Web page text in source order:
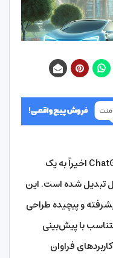
یادگیری روش‌های کسب درآمد از ChatGPT اخیراً به یک
تبدیل شده است. این
و پیچیده طراحی
با پیش‌بینی
فراوان